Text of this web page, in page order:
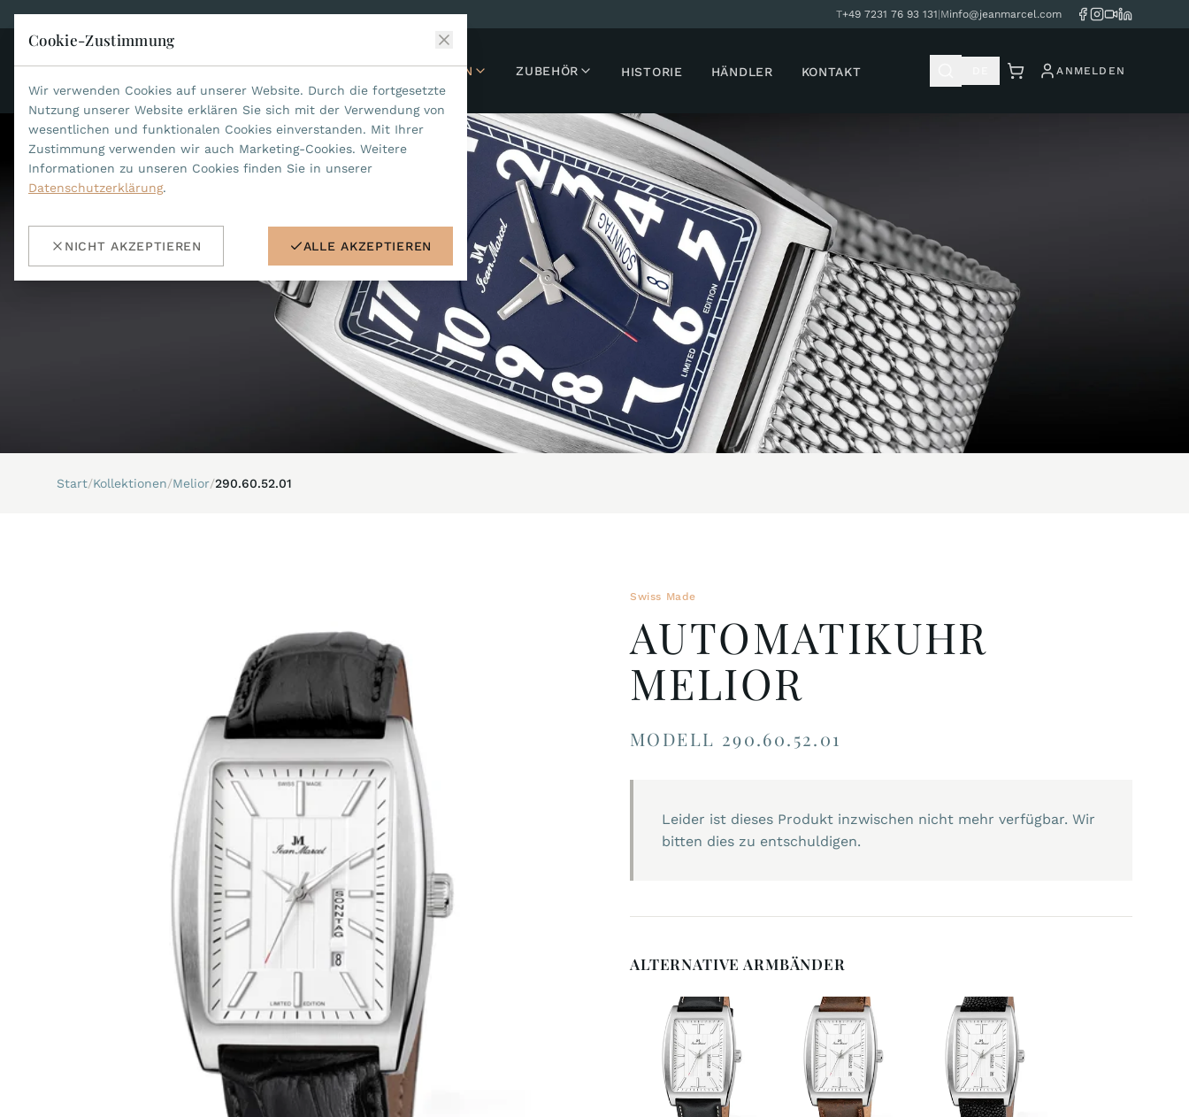
T+49 7231 76 93 131 Minfo@jeanmarcel.com
JEAN MARCEL KOLLEKTIONEN ZUBEHÖR HISTORIE HÄNDLER KONTAKT ANMELDEN
Start/Kollektionen/Melior/290.60.52.01
Swiss Made
AUTOMATIKUHR
MELIOR
MODELL 290.60.52.01
Leider ist dieses Produkt inzwischen nicht mehr verfügbar. Wir
bitten dies zu entschuldigen.
ALTERNATIVE ARMBÄNDER
Cookie-Zustimmung
Wir verwenden Cookies auf unserer Website. Durch die fortgesetzte
Nutzung unserer Website erklären Sie sich mit der Verwendung von
wesentlichen und funktionalen Cookies einverstanden. Mit Ihrer
Zustimmung verwenden wir auch Marketing-Cookies. Weitere
Informationen zu unseren Cookies finden Sie in unserer
Datenschutzerklärung.
NICHT AKZEPTIEREN ALLE AKZEPTIEREN